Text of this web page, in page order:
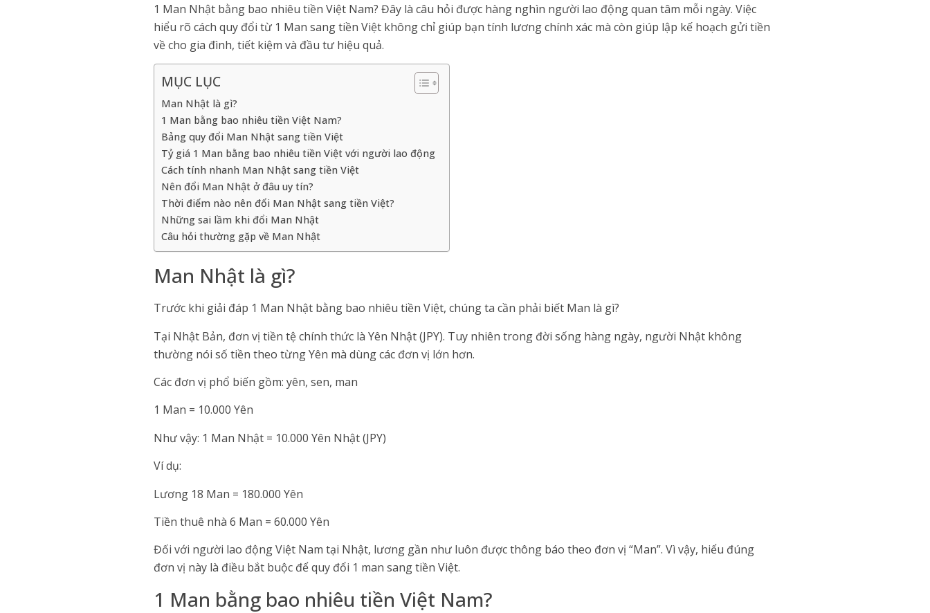
1 Man Nhật bằng bao nhiêu tiền Việt Nam? Đây là câu hỏi được hàng nghìn người lao động quan tâm mỗi ngày. Việc
hiểu rõ cách quy đổi từ 1 Man sang tiền Việt không chỉ giúp bạn tính lương chính xác mà còn giúp lập kế hoạch gửi tiền
về cho gia đình, tiết kiệm và đầu tư hiệu quả.
MỤC LỤC
Man Nhật là gì?
1 Man bằng bao nhiêu tiền Việt Nam?
Bảng quy đổi Man Nhật sang tiền Việt
Tỷ giá 1 Man bằng bao nhiêu tiền Việt với người lao động
Cách tính nhanh Man Nhật sang tiền Việt
Nên đổi Man Nhật ở đâu uy tín?
Thời điểm nào nên đổi Man Nhật sang tiền Việt?
Những sai lầm khi đổi Man Nhật
Câu hỏi thường gặp về Man Nhật
Man Nhật là gì?
Trước khi giải đáp 1 Man Nhật bằng bao nhiêu tiền Việt, chúng ta cần phải biết Man là gì?
Tại Nhật Bản, đơn vị tiền tệ chính thức là Yên Nhật (JPY). Tuy nhiên trong đời sống hàng ngày, người Nhật không
thường nói số tiền theo từng Yên mà dùng các đơn vị lớn hơn.
Các đơn vị phổ biến gồm: yên, sen, man
1 Man = 10.000 Yên
Như vậy: 1 Man Nhật = 10.000 Yên Nhật (JPY)
Ví dụ:
Lương 18 Man = 180.000 Yên
Tiền thuê nhà 6 Man = 60.000 Yên
Đối với người lao động Việt Nam tại Nhật, lương gần như luôn được thông báo theo đơn vị “Man”. Vì vậy, hiểu đúng
đơn vị này là điều bắt buộc để quy đổi 1 man sang tiền Việt.
1 Man bằng bao nhiêu tiền Việt Nam?